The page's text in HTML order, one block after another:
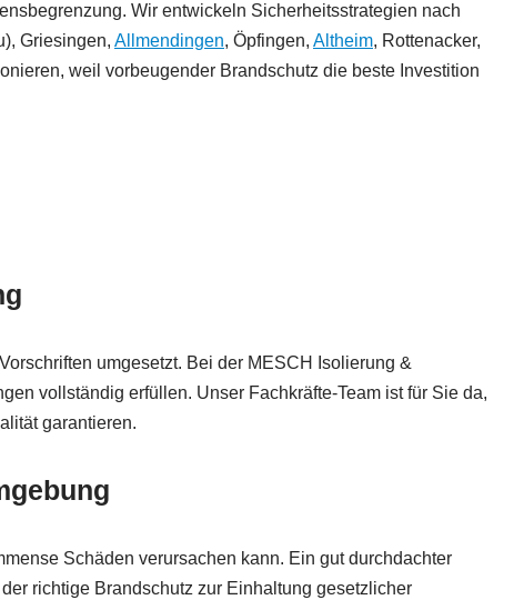
Wir entwickeln Sicherheitsstrategien nach
Griesingen, Allmendingen, Öpfingen, Altheim, Rottenacker,
weil vorbeugender Brandschutz die beste Investition
umgesetzt. Bei der MESCH Isolierung &
vollständig erfüllen. Unser Fachkräfte-Team ist für Sie da,
garantieren.
Schäden verursachen kann. Ein gut durchdachter
richtige Brandschutz zur Einhaltung gesetzlicher